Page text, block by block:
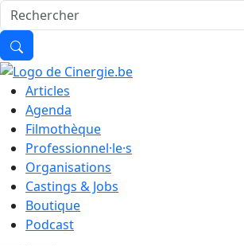
Articles
Agenda
Filmothèque
Professionnel·le·s
Organisations
Castings & Jobs
Boutique
Podcast